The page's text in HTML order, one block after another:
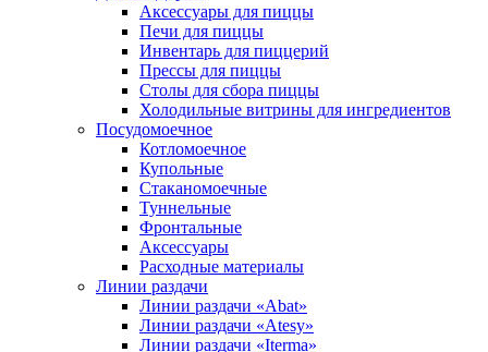
Аксессуары для пиццы
Печи для пиццы
Инвентарь для пиццерий
Прессы для пиццы
Столы для сбора пиццы
Холодильные витрины для ингредиентов
Посудомоечное
Котломоечное
Купольные
Стаканомоечные
Туннельные
Фронтальные
Аксессуары
Расходные материалы
Линии раздачи
Линии раздачи «Abat»
Линии раздачи «Atesy»
Линии раздачи «Iterma»